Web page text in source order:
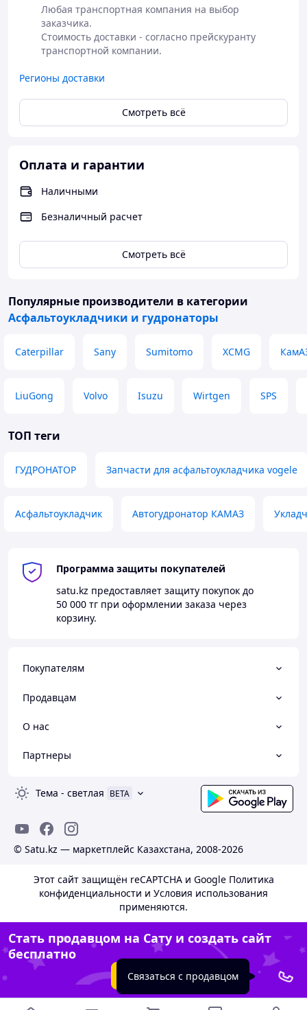
Любая транспортная компания на выбор
заказчика.
Стоимость доставки - согласно прейскуранту
транспортной компании.
Регионы доставки
Смотреть всё
Оплата и гарантии
Наличными
Безналичный расчет
Смотреть всё
Популярные производители в категории
Асфальтоукладчики и гудронаторы
Caterpillar Sany Sumitomo XCMG
LiuGong Volvo Isuzu Wirtgen SPS
ТОП теги
ГУДРОНАТОР Запчасти для асфальтоукладчика vogele
Асфальтоукладчик Автогудронатор КАМАЗ
Программа защиты покупателей
satu.kz предоставляет защиту покупок до
50 000 тг при оформлении заказа через
корзину.
Покупателям
Продавцам
О нас
Партнеры
Тема - светлая BETA
© Satu.kz — маркетплейс Казахстана, 2008-2026
Этот сайт защищён reCAPTCHA и Google Политика
конфиденциальности и Условия использования
применяются.
Стать продавцом на Сату и создать сайт
бесплатно
Создать сайт
Связаться с продавцом